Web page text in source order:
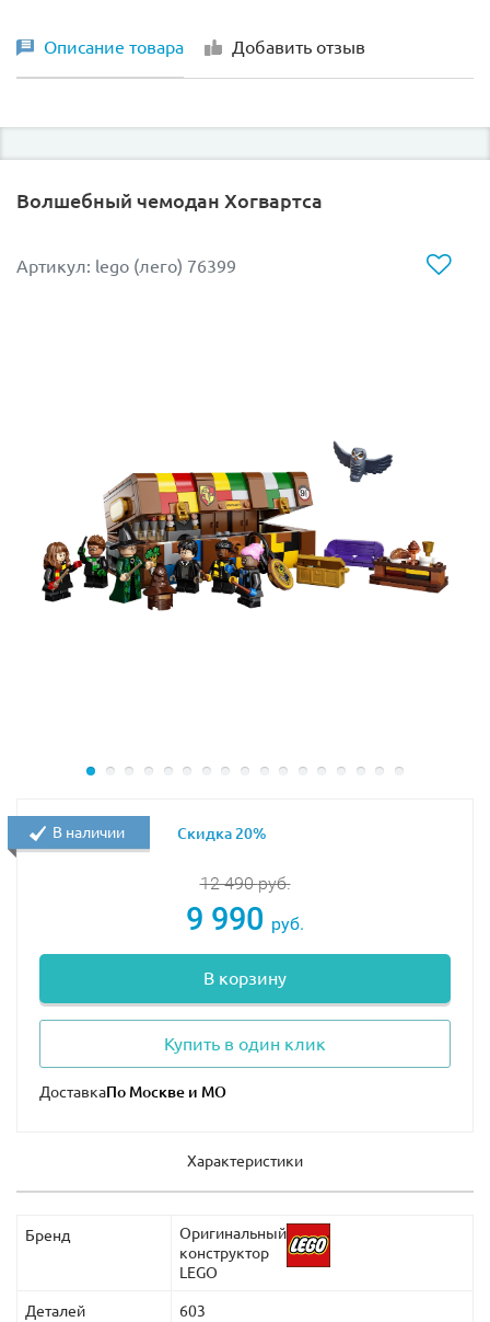
Описание товара Добавить отзыв
Волшебный чемодан Хогвартса
Артикул: lego (лего) 76399
12 490руб.
9 990 руб.
В корзину
Купить в один клик
Доставка
В наличии Скидка 20%
Характеристики
Бренд
Оригинальный
конструктор
LEGO
Деталей 603